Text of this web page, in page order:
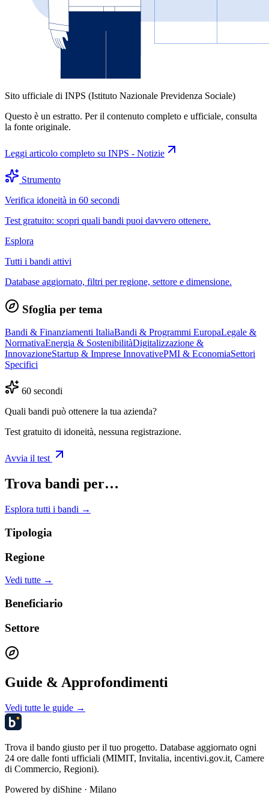
Sito ufficiale di INPS (Istituto Nazionale Previdenza Sociale)
Questo è un estratto. Per il contenuto completo e ufficiale, consulta
la fonte originale.
Leggi articolo completo su INPS - Notizie
Strumento
Verifica idoneità in 60 secondi
Test gratuito: scopri quali bandi puoi davvero ottenere.
Esplora
Tutti i bandi attivi
Database aggiornato, filtri per regione, settore e dimensione.
Sfoglia per tema
Bandi & Finanziamenti ItaliaBandi & Programmi EuropaLegale &
NormativaEnergia & SostenibilitàDigitalizzazione &
InnovazioneStartup & Imprese InnovativePMI & EconomiaSettori
Specifici
60 secondi
Quali bandi può ottenere la tua azienda?
Test gratuito di idoneità, nessuna registrazione.
Avvia il test
Trova bandi per…
Esplora tutti i bandi →
Tipologia
Regione
Vedi tutte →
Beneficiario
Settore
Guide & Approfondimenti
Vedi tutte le guide →
Trova il bando giusto per il tuo progetto. Database aggiornato ogni
24 ore dalle fonti ufficiali (MIMIT, Invitalia, incentivi.gov.it, Camere
di Commercio, Regioni).
Powered by diShine · Milano